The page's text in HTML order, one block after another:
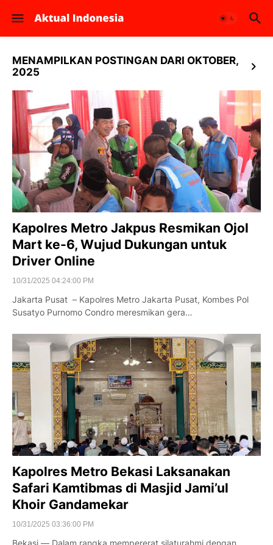
MENAMPILKAN POSTINGAN DARI OKTOBER,
2025
Kapolres Metro Jakpus Resmikan Ojol
Mart ke-6, Wujud Dukungan untuk
Driver Online
10/31/2025 04:24:00 PM
Jakarta Pusat – Kapolres Metro Jakarta Pusat, Kombes Pol
Susatyo Purnomo Condro meresmikan gera…
Kapolres Metro Bekasi Laksanakan
Safari Kamtibmas di Masjid Jami’ul
Khoir Gandamekar
10/31/2025 03:36:00 PM
Bekasi — Dalam rangka mempererat silaturahmi dengan